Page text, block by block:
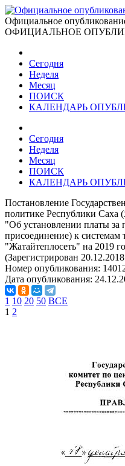
Официальное
ОФИЦИАЛЬНОЕ
Сегодня
Неделя
Месяц
ПОИСК
КАЛЕНДАРЬ
Сегодня
Неделя
Месяц
ПОИСК
КАЛЕНДАРЬ
Постановление
политике Республики Саха
"Об установлении платы за
присоединение) к
"Жатайтеплосеть" на 2019
(Зарегистрирован
Номер опубликования:
Дата опубликования:
1 10 20 50 ВСЕ
1 2